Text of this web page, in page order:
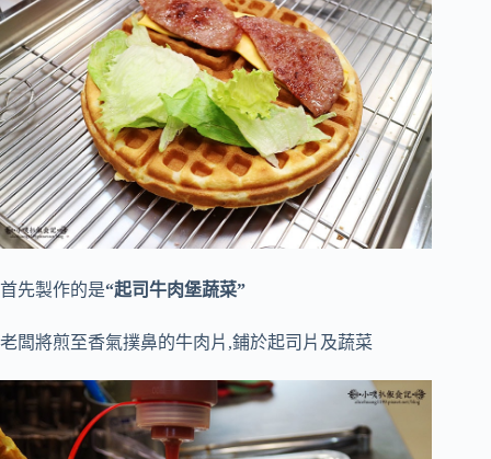
首先製作的是“起司牛肉堡蔬菜”
老闆將煎至香氣撲鼻的牛肉片,鋪於起司片及蔬菜